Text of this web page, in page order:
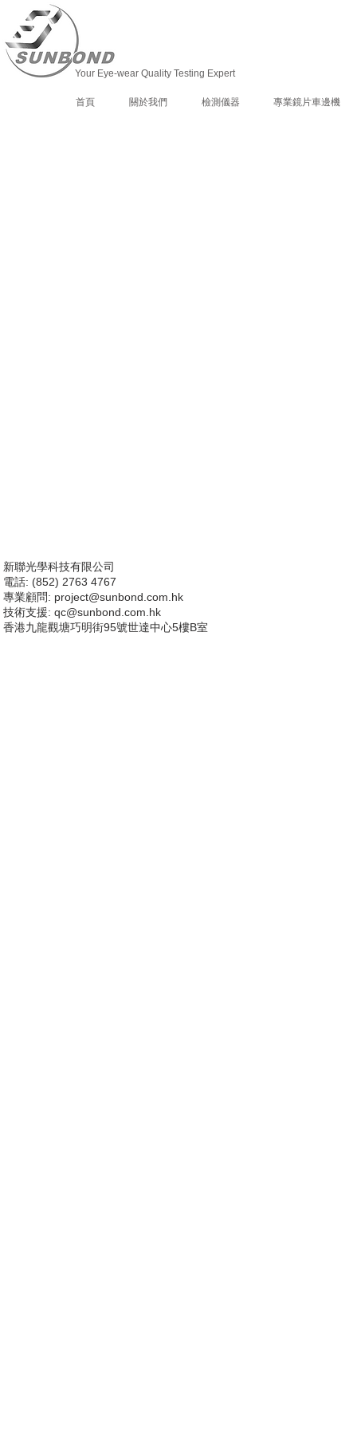
Your Eye-wear Quality Testing Expert
首頁 關於我們 檢測儀器 專業鏡片車邊機
新聯光學科技有限公司
電話: (852) 2763 4767
專業顧問: project@sunbond.com.hk
技術支援: qc@sunbond.com.hk
香港九龍觀塘巧明街95號世達中心5樓B室